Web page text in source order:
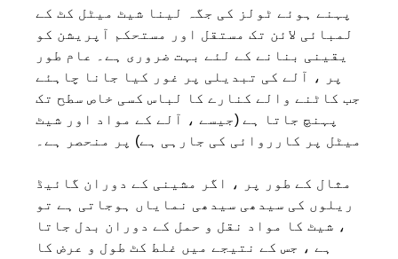
پہنے ہوئے ٹولز کی جگہ لینا شیٹ میٹل کٹ کے
لمبائی لائن تک مستقل اور مستحکم آپریشن کو
یقینی بنانے کے لئے بہت ضروری ہے۔ عام طور
پر ، آلے کی تبدیلی پر غور کیا جانا چاہئے
جب کاٹنے والے کنارے کا لباس کسی خاص سطح تک
پہنچ جاتا ہے (جیسے ، آلے کے مواد اور شیٹ
میٹل پر کارروائی کی جارہی ہے) پر منحصر ہے۔
مثال کے طور پر ، اگر مشینی کے دوران گائیڈ
ریلوں کی سیدھی سیدھی نمایاں ہوجاتی ہے تو
، شیٹ کا مواد نقل و حمل کے دوران بدل جاتا
ہے ، جس کے نتیجے میں غلط کٹ طول و عرض کا